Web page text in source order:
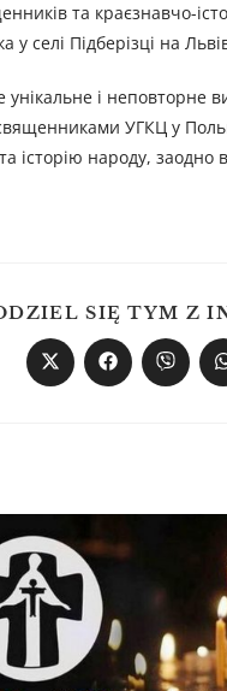
та краєзнавчо-
у селі Підберізці на
і неповторне
УГКЦ у
історію народу, заодно
SIĘ TYM Z